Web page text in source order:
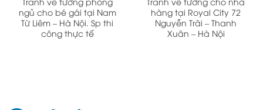
ngủ cho bé gái tại Nam
Từ Liêm – Hà Nội. Sp thi
công thực tế
hàng tại Royal City 72
Nguyễn Trãi – Thanh
Xuân – Hà Nội